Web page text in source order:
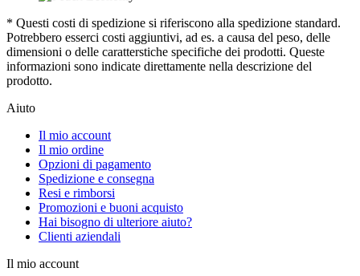
* Questi costi di spedizione si riferiscono alla spedizione standard.
Potrebbero esserci costi aggiuntivi, ad es. a causa del peso, delle
dimensioni o delle caratterstiche specifiche dei prodotti. Queste
informazioni sono indicate direttamente nella descrizione del
prodotto.
Aiuto
Il mio account
Il mio ordine
Opzioni di pagamento
Spedizione e consegna
Resi e rimborsi
Promozioni e buoni acquisto
Hai bisogno di ulteriore aiuto?
Clienti aziendali
Il mio account